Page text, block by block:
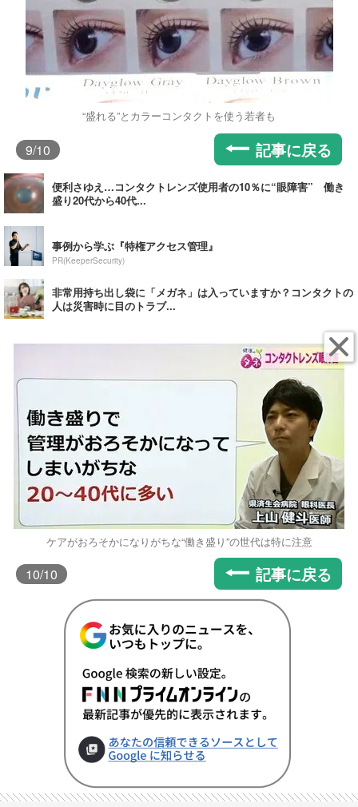
“盛れる”とカラーコンタクトを使う若者も
9/10 記事に戻る
便利さゆえ…コンタクトレンズ使用者の10％に“眼障害” 働き
盛り20代から40代...
事例から学ぶ『特権アクセス管理』
PR(KeeperSecurity)
非常用持ち出し袋に「メガネ」は入っていますか？コンタクトの
人は災害時に目のトラブ...
ケアがおろそかになりがちな“働き盛り”の世代は特に注意
10/10 記事に戻る